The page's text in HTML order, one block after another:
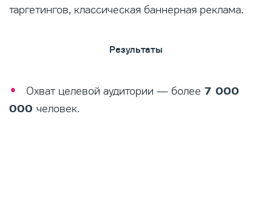
таргетингов, классическая баннерная реклама.
Результаты
Охват целевой аудитории — более 7 000
000 человек.